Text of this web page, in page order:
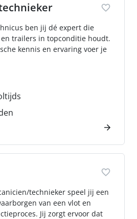
ben jij dé expert die
trailers in topconditie houdt.
kennis en ervaring voer je
technieker speel jij een
van een vlot en
Jij zorgt ervoor dat